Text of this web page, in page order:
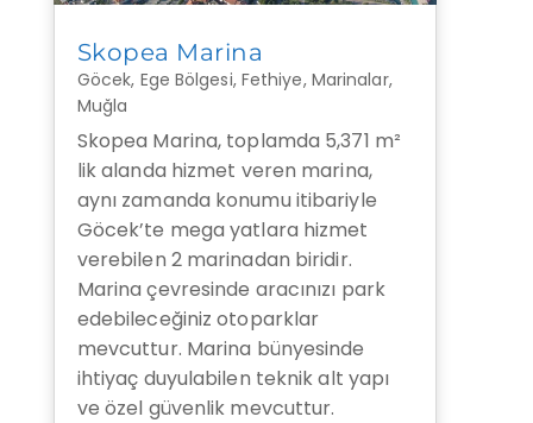
Skopea Marina
Göcek, Ege Bölgesi, Fethiye, Marinalar,
Muğla
Skopea Marina, toplamda 5,371 m²
lik alanda hizmet veren marina,
aynı zamanda konumu itibariyle
Göcek’te mega yatlara hizmet
verebilen 2 marinadan biridir.
Marina çevresinde aracınızı park
edebileceğiniz otoparklar
mevcuttur. Marina bünyesinde
ihtiyaç duyulabilen teknik alt yapı
ve özel güvenlik mevcuttur.